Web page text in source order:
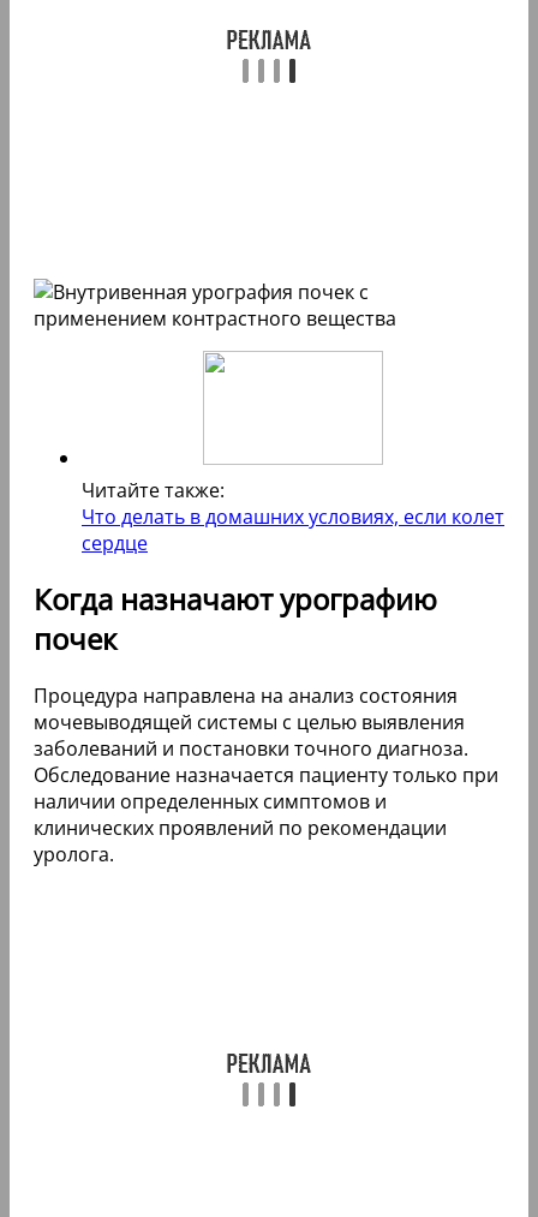
Читайте также:
Что делать в домашних условиях, если колет
сердце
Когда назначают урографию
почек
Процедура направлена на анализ состояния
мочевыводящей системы с целью выявления
заболеваний и постановки точного диагноза.
Обследование назначается пациенту только при
наличии определенных симптомов и
клинических проявлений по рекомендации
уролога.